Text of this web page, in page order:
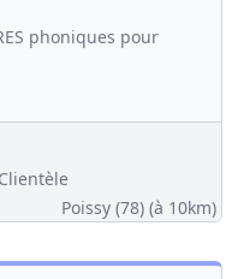
phoniques pour
Poissy (78) (à 10km)